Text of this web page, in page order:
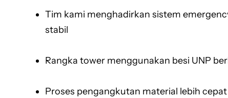
Tim kami menghadirkan sistem
stabil
Rangka tower menggunakan besi UNP
Proses pengangkutan material lebih